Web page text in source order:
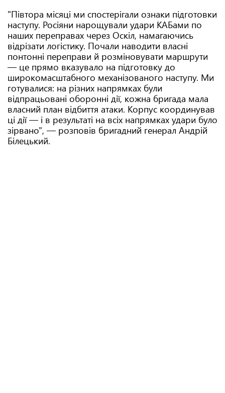
"Півтора місяці ми спостерігали ознаки підготовки
наступу. Росіяни нарощували удари КАБами по
наших переправах через Оскіл, намагаючись
відрізати логістику. Почали наводити власні
понтонні переправи й розміновувати маршрути
— це прямо вказувало на підготовку до
широкомасштабного механізованого наступу. Ми
готувалися: на різних напрямках були
відпрацьовані оборонні дії, кожна бригада мала
власний план відбиття атаки. Корпус координував
ці дії — і в результаті на всіх напрямках удари було
зірвано", — розповів бригадний генерал Андрій
Білецький.